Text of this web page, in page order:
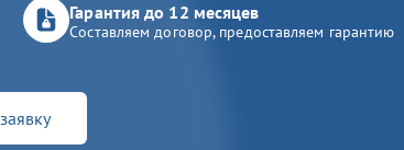
Гарантия до 12 месяцев
Составляем договор, предоставляем гарантию